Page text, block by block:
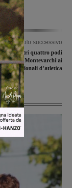
Articolo successivo
e altri quattro podi
Montevarchi ai
regionali d’atletica